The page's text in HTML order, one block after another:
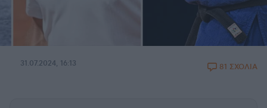
31.07.2024, 16:13 81 ΣΧΟΛΙΑ